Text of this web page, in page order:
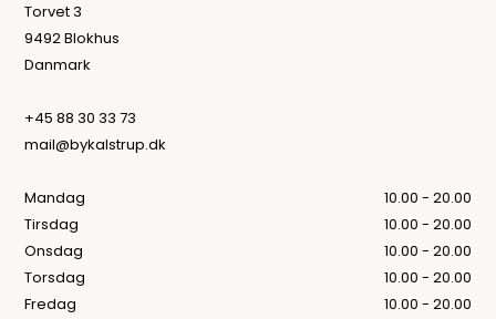
Torvet 3
9492 Blokhus
Danmark
+45 88 30 33 73
mail@bykalstrup.dk
Mandag
10.00 - 20.00
Tirsdag
10.00 - 20.00
Onsdag
10.00 - 20.00
Torsdag
10.00 - 20.00
Fredag
10.00 - 20.00